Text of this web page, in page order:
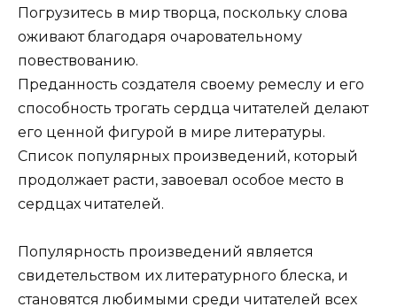
Погрузитесь в мир творца, поскольку слова
оживают благодаря очаровательному
повествованию.
Преданность создателя своему ремеслу и его
способность трогать сердца читателей делают
его ценной фигурой в мире литературы.
Список популярных произведений, который
продолжает расти, завоевал особое место в
сердцах читателей.
Популярность произведений является
свидетельством их литературного блеска, и
становятся любимыми среди читателей всех